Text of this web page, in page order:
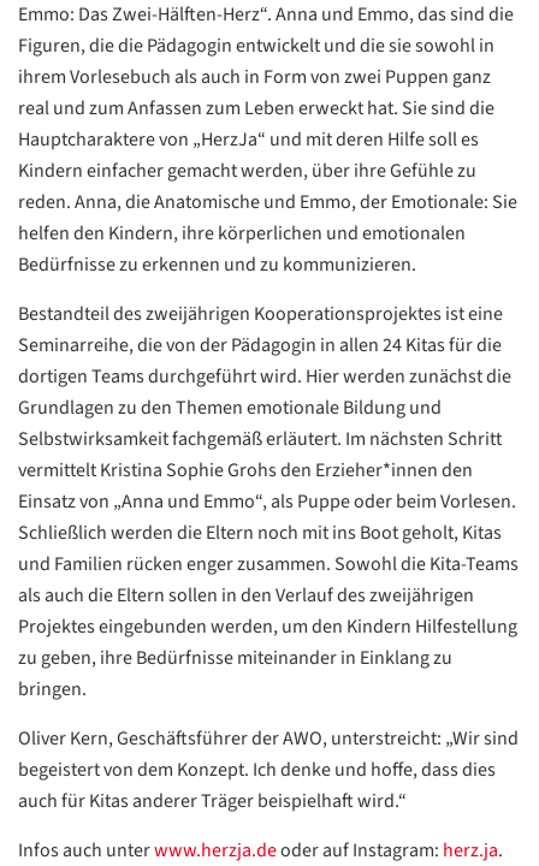
Emmo: Das Zwei-Hälften-Herz“. Anna und Emmo, das sind die
Figuren, die die Pädagogin entwickelt und die sie sowohl in
ihrem Vorlesebuch als auch in Form von zwei Puppen ganz
real und zum Anfassen zum Leben erweckt hat. Sie sind die
Hauptcharaktere von „HerzJa“ und mit deren Hilfe soll es
Kindern einfacher gemacht werden, über ihre Gefühle zu
reden. Anna, die Anatomische und Emmo, der Emotionale: Sie
helfen den Kindern, ihre körperlichen und emotionalen
Bedürfnisse zu erkennen und zu kommunizieren.
Bestandteil des zweijährigen Kooperationsprojektes ist eine
Seminarreihe, die von der Pädagogin in allen 24 Kitas für die
dortigen Teams durchgeführt wird. Hier werden zunächst die
Grundlagen zu den Themen emotionale Bildung und
Selbstwirksamkeit fachgemäß erläutert. Im nächsten Schritt
vermittelt Kristina Sophie Grohs den Erzieher*innen den
Einsatz von „Anna und Emmo“, als Puppe oder beim Vorlesen.
Schließlich werden die Eltern noch mit ins Boot geholt, Kitas
und Familien rücken enger zusammen. Sowohl die Kita-Teams
als auch die Eltern sollen in den Verlauf des zweijährigen
Projektes eingebunden werden, um den Kindern Hilfestellung
zu geben, ihre Bedürfnisse miteinander in Einklang zu
bringen.
Oliver Kern, Geschäftsführer der AWO, unterstreicht: „Wir sind
begeistert von dem Konzept. Ich denke und hoffe, dass dies
auch für Kitas anderer Träger beispielhaft wird.“
Infos auch unterwww.herzja.deoder auf Instagram: herz.ja.
Datenschutzerklärung
ZURÜCK
Datenschutzerklärung
Google
Datenschutzerklärung
Übersetzen
Translate
ZURÜCK